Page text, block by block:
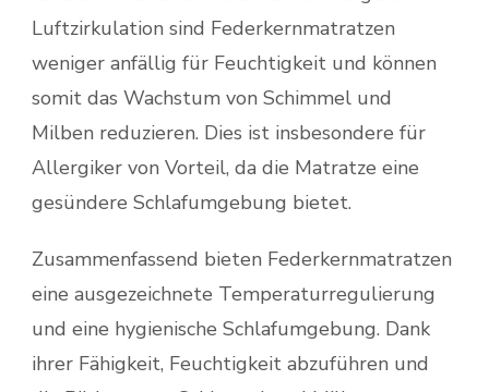
Luftzirkulation sind Federkernmatratzen
weniger anfällig für Feuchtigkeit und können
somit das Wachstum von Schimmel und
Milben reduzieren. Dies ist insbesondere für
Allergiker von Vorteil, da die Matratze eine
gesündere Schlafumgebung bietet.
Zusammenfassend bieten Federkernmatratzen
eine ausgezeichnete Temperaturregulierung
und eine hygienische Schlafumgebung. Dank
ihrer Fähigkeit, Feuchtigkeit abzuführen und